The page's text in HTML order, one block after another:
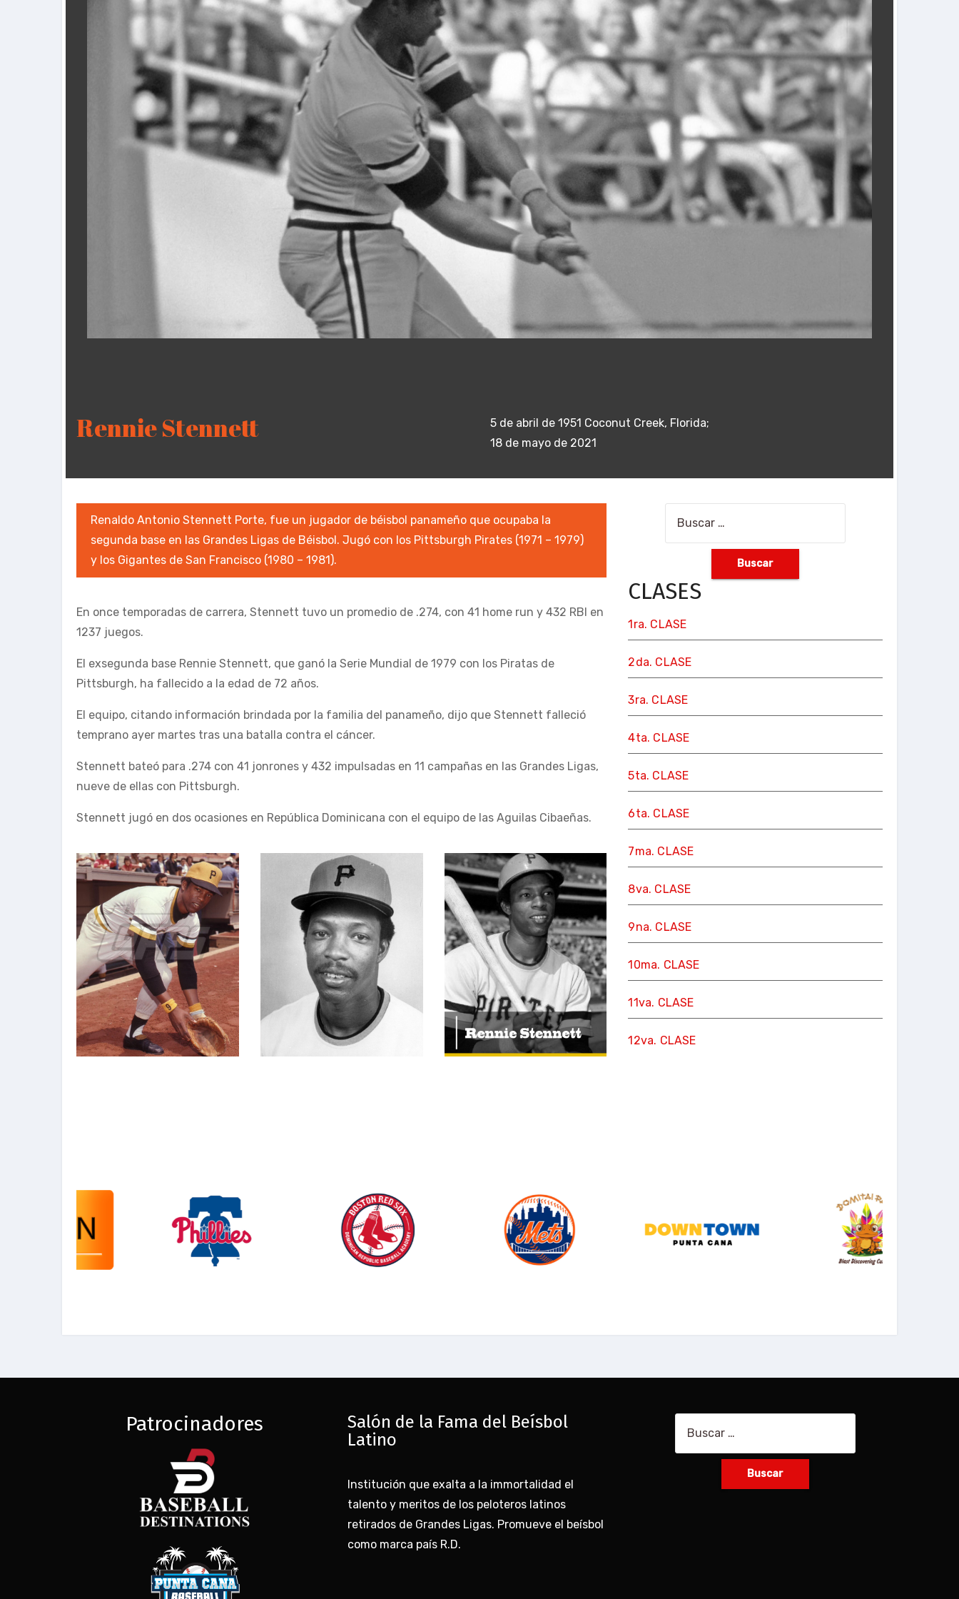
Rennie Stennett
5 de abril de 1951 Coconut Creek, Florida;
18 de mayo de 2021
Renaldo Antonio Stennett Porte, fue un jugador de béisbol panameño que ocupaba la
segunda base en las Grandes Ligas de Béisbol. Jugó con los Pittsburgh Pirates (1971 – 1979)
y los Gigantes de San Francisco (1980 – 1981).
En once temporadas de carrera, Stennett tuvo un promedio de .274, con 41 home run y 432 RBI en
1237 juegos.
El exsegunda base Rennie Stennett, que ganó la Serie Mundial de 1979 con los Piratas de
Pittsburgh, ha fallecido a la edad de 72 años.
El equipo, citando información brindada por la familia del panameño, dijo que Stennett falleció
temprano ayer martes tras una batalla contra el cáncer.
Stennett bateó para .274 con 41 jonrones y 432 impulsadas en 11 campañas en las Grandes Ligas,
nueve de ellas con Pittsburgh.
Stennett jugó en dos ocasiones en República Dominicana con el equipo de las Aguilas Cibaeñas.
CLASES
1ra. CLASE
2da. CLASE
3ra. CLASE
4ta. CLASE
5ta. CLASE
6ta. CLASE
7ma. CLASE
8va. CLASE
9na. CLASE
10ma. CLASE
11va. CLASE
12va. CLASE
Patrocinadores
Salón de la Fama del Beísbol
Latino
Institución que exalta a la immortalidad el
talento y meritos de los peloteros latinos
retirados de Grandes Ligas. Promueve el beísbol
como marca país R.D.